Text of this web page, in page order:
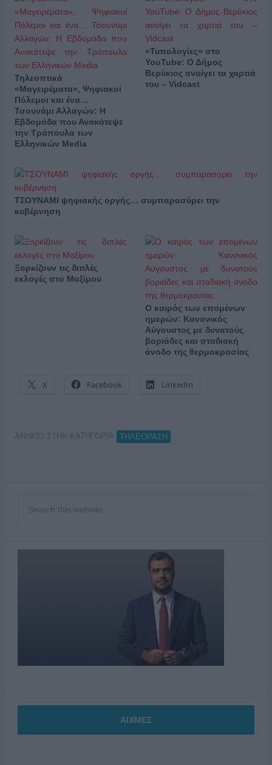
Τηλεοπτικά
«Μαγειρέματα», Ψηφιακοί
Πόλεμοι και ένα…
Τσουνάμι Αλλαγών: Η
Εβδομάδα που Ανακάτεψε
την Τράπουλα των
Ελληνικών Media
«Τυπολογίες» στο
YouTube: Ο Δήμος
Βερύκιος ανοίγει τα χαρτιά
του – Vidcast
ΤΣΟΥΝΑΜΙ ψηφιακής οργής… συμπαρασύρει την
κυβέρνηση
Ξορκίζουν τις διπλές
εκλογές στο Μαξίμου
Ο καιρός των επομένων
ημερών: Κανονικός
Αύγουστος με δυνατούς
βοριάδες και σταδιακή
άνοδο της θερμοκρασίας
X Facebook LinkedIn
ΑΝΗΚΕΙ ΣΤΗΝ ΚΑΤΗΓΟΡΙΑ: ΤΗΛΕΟΡΑΣΗ
ΑΙΧΜΕΣ